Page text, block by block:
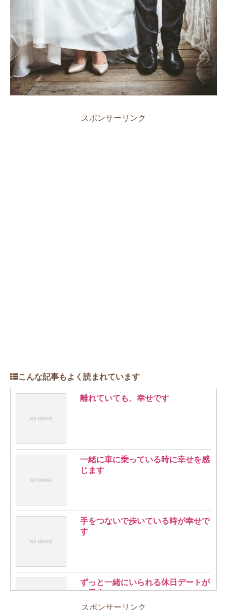
スポンサーリンク
こんな記事もよく読まれています
離れていても、幸せです
一緒に車に乗っている時に幸せを感
じます
手をつないで歩いている時が幸せで
す
ずっと一緒にいられる休日デートが
１番幸せ
スポンサーリンク